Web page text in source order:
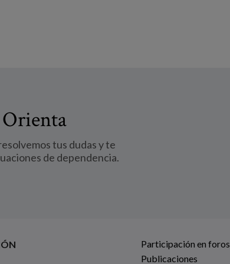
tus dudas y te
de dependencia.
Participación en foros
Publicaciones